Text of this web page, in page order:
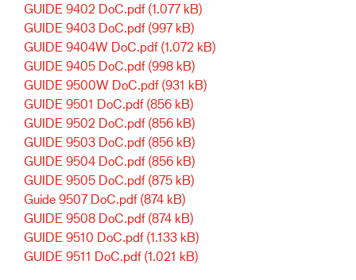
GUIDE 9402 DoC.pdf (1.077 kB)
GUIDE 9403 DoC.pdf (997 kB)
GUIDE 9404W DoC.pdf (1.072 kB)
GUIDE 9405 DoC.pdf (998 kB)
GUIDE 9500W DoC.pdf (931 kB)
GUIDE 9501 DoC.pdf (856 kB)
GUIDE 9502 DoC.pdf (856 kB)
GUIDE 9503 DoC.pdf (856 kB)
GUIDE 9504 DoC.pdf (856 kB)
GUIDE 9505 DoC.pdf (875 kB)
Guide 9507 DoC.pdf (874 kB)
GUIDE 9508 DoC.pdf (874 kB)
GUIDE 9510 DoC.pdf (1.133 kB)
GUIDE 9511 DoC.pdf (1.021 kB)